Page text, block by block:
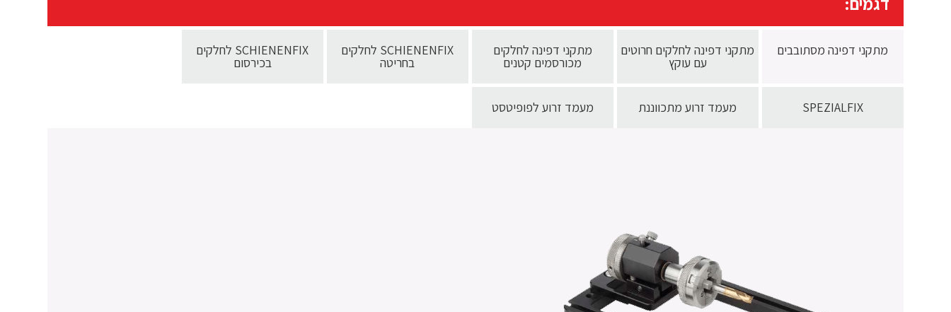
מתקני דפינה מסתובבים מתקני דפינה לחלקים חרוטים
עם עוקץ
מתקני דפינה לחלקים
מכורסמים קטנים
SCHIENENFIX לחלקים
בחריטה
SCHIENENFIX לחלקים
בכירסום
SPEZIALFIX מעמד זרוע מתכווננת מעמד זרוע לפופיטסט